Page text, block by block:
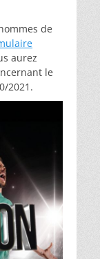
de
aurez
le
2021.